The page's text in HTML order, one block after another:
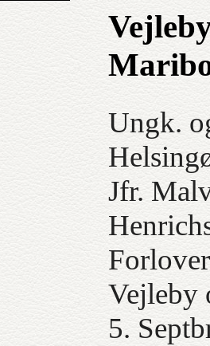
Ungk.
Jfr.
Vejleby
5.